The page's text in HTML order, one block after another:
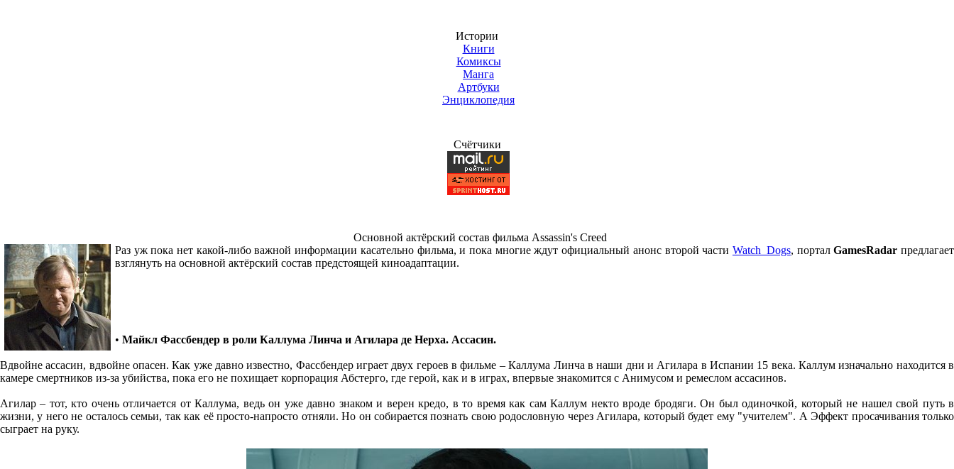
Истории
Книги
Комиксы
Манга
Артбуки
Энциклопедия
Счётчики
Основной актёрский состав фильма Assassin's Creed
Раз уж пока нет какой-либо важной информации касательно фильма, и пока многие ждут официальный анонс второй части Watch_Dogs, порталGamesRadar предлагает
взглянуть на основной актёрский состав предстоящей киноадаптации.
• Майкл Фассбендер в роли Каллума Линча и Агилара де Нерха. Ассасин.
Вдвойне ассасин, вдвойне опасен. Как уже давно известно, Фассбендер играет двух героев в фильме – Каллума Линча в наши дни и Агилара в Испании 15 века. Каллум изначально находится в
камере смертников из-за убийства, пока его не похищает корпорация Абстерго, где герой, как и в играх, впервые знакомится с Анимусом и ремеслом ассасинов.
Агилар – тот, кто очень отличается от Каллума, ведь он уже давно знаком и верен кредо, в то время как сам Каллум некто вроде бродяги. Он был одиночкой, который не нашел свой путь в
жизни, у него не осталось семьи, так как её просто-напросто отняли. Но он собирается познать свою родословную через Агилара, который будет ему "учителем". А Эффект просачивания только
сыграет на руку.